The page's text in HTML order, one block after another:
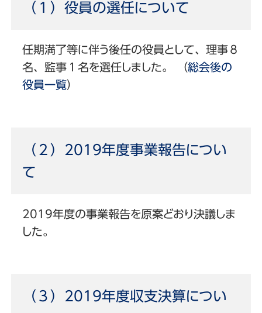
（１）役員の選任について
任期満了等に伴う後任の役員として、理事８
名、監事１名を選任しました。 （総会後の
役員一覧）
（２）2019年度事業報告につい
て
2019年度の事業報告を原案どおり決議しま
した。
（３）2019年度収支決算につい